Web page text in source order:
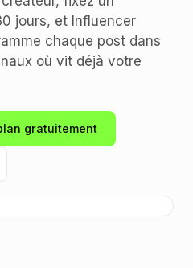
jours, et Influencer
chaque post dans
où vit déjà votre
gratuitement